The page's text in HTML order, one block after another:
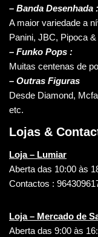
– Banda Desenhada :
A maior variedade a
Panini, JBC, Pipoca
– Funko Pops :
Muitas centenas de
– Outras Figuras
Desde Diamond,
etc.
Lojas &
Loja – Lumiar
Aberta das 10:00 às
Contactos :
Loja – Mercado de
Aberta das 9:00 às